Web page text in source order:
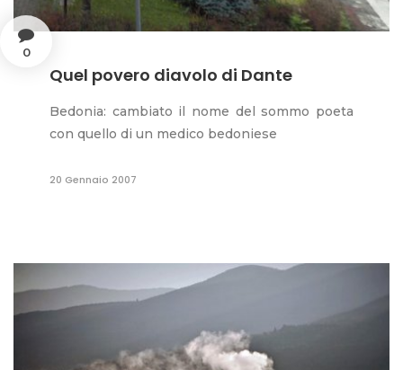
0
Quel povero diavolo di Dante
Bedonia: cambiato il nome del sommo poeta
con quello di un medico bedoniese
20 Gennaio 2007